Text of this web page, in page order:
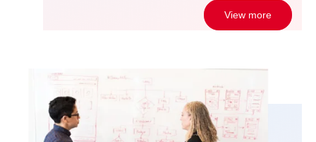
View more